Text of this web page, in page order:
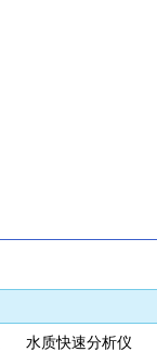
水质快速分析仪